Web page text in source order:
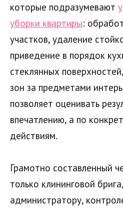
которые подразумевают
уборки квартиры:
участков, удаление
приведение в порядок
стеклянных
зон за предметами
позволяет оценивать
впечатлению, а по
действиям.
Грамотно составленный
только клининговой
администратору,